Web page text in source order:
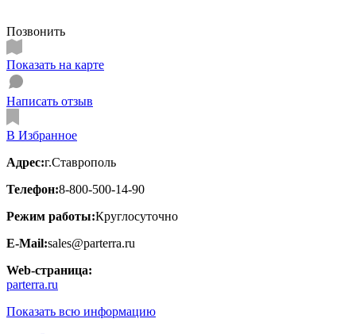
Позвонить
Показать на карте
Написать отзыв
В Избранное
Адрес:г.Ставрополь
Телефон:8-800-500-14-90
Режим работы:Круглосуточно
E-Mail:sales@parterra.ru
Web-страница:
parterra.ru
Показать всю информацию